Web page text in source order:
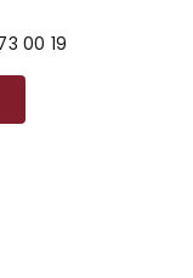
00 19